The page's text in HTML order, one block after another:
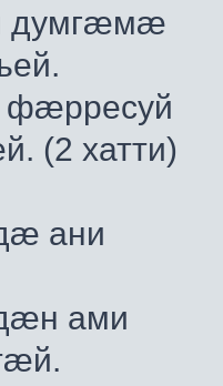
думгæмæ
(2 хатти)
ани
ами